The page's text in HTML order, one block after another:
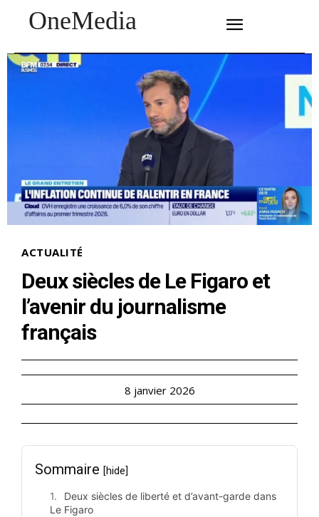
OneMedia
ACTUALITÉ
Deux siècles de Le Figaro et
l’avenir du journalisme
français
8 janvier 2026
Sommaire [hide]
Deux siècles de liberté et d’avant-garde dans
Le Figaro